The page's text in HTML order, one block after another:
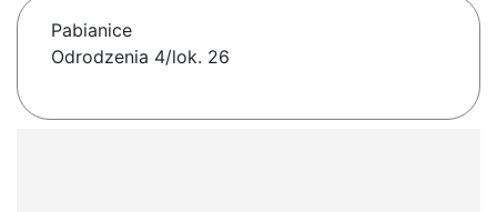
Pabianice
Odrodzenia 4/lok. 26